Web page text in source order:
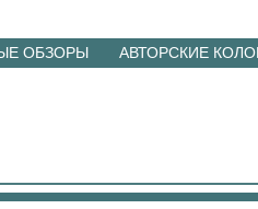
ОБЗОРЫ АВТОРСКИЕ